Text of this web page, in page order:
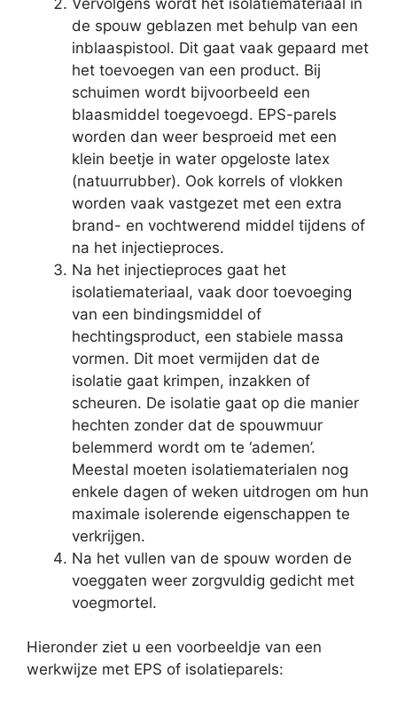
de spouw geblazen met behulp van een
inblaaspistool. Dit gaat vaak gepaard met
het toevoegen van een product. Bij
schuimen wordt bijvoorbeeld een
blaasmiddel toegevoegd. EPS-parels
worden dan weer besproeid met een
klein beetje in water opgeloste latex
(natuurrubber). Ook korrels of vlokken
worden vaak vastgezet met een extra
brand- en vochtwerend middel tijdens of
na het injectieproces.
Na het injectieproces gaat het
isolatiemateriaal, vaak door toevoeging
van een bindingsmiddel of
hechtingsproduct, een stabiele massa
vormen. Dit moet vermijden dat de
isolatie gaat krimpen, inzakken of
scheuren. De isolatie gaat op die manier
hechten zonder dat de spouwmuur
belemmerd wordt om te ‘ademen’.
Meestal moeten isolatiematerialen nog
enkele dagen of weken uitdrogen om hun
maximale isolerende eigenschappen te
verkrijgen.
Na het vullen van de spouw worden de
voeggaten weer zorgvuldig gedicht met
voegmortel.
Hieronder ziet u een voorbeeldje van een
werkwijze met EPS of isolatieparels: